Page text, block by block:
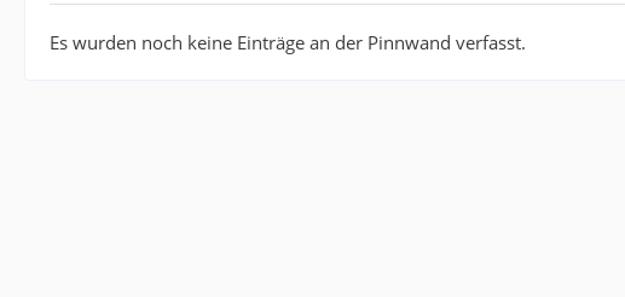
Es wurden noch keine Einträge an der Pinnwand verfasst.